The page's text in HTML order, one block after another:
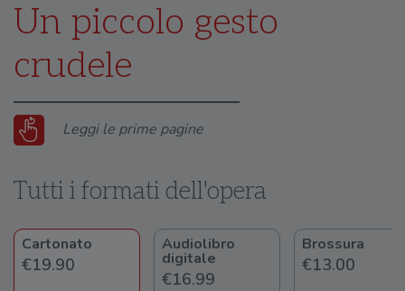
Un piccolo gesto
crudele
Leggi le prime pagine
Tutti i formati dell'opera
Cartonato
€19.90
Audiolibro
digitale
€16.99
Brossura
€13.00